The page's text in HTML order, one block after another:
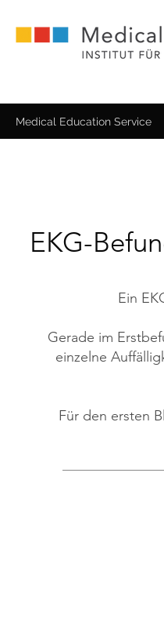
Medical Education Service
EKG-
Ein
Gerade im
einzelne
Für den ersten